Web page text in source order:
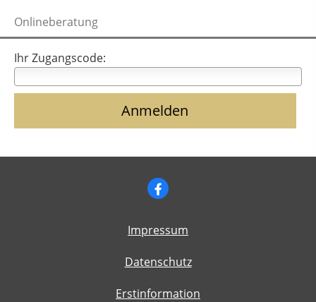
Onlineberatung
Ihr Zugangscode:
Impressum
Datenschutz
Erstinformation